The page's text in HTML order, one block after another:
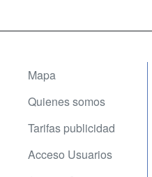
Mapa
Quienes somos
Tarifas publicidad
Acceso Usuarios